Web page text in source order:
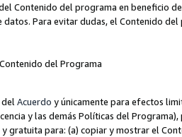
Contenido del programa en beneficio
Para evitar dudas, el Contenido
del Programa
del Acuerdo y únicamente para efectos
y las demás Políticas del
gratuita para: (a) copiar y mostrar el